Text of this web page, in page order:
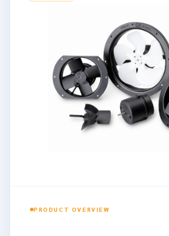
PRODUCT OVERVIEW